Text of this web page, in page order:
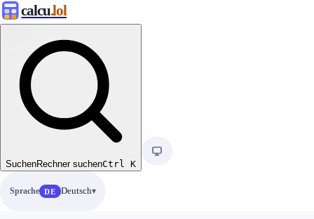
calcu.lol
SuchenRechner suchenCtrl K
Sprache DE Deutsch